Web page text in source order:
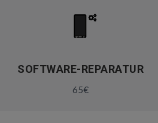
SOFTWARE-REPARATUR
65€